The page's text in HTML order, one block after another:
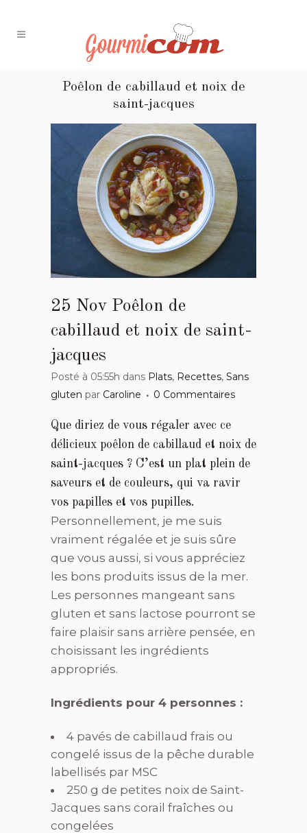
Poêlon de cabillaud et noix de
saint-jacques
25 Nov Poêlon de
cabillaud et noix de saint-
jacques
Posté à 05:55h dans Plats, Recettes, Sans
gluten par Caroline 0 Commentaires
Que diriez de vous régaler avec ce
délicieux poêlon de cabillaud et noix de
saint-jacques ? C’est un plat plein de
saveurs et de couleurs, qui va ravir
vos papilles et vos pupilles.
Personnellement, je me suis
vraiment régalée et je suis sûre
que vous aussi, si vous appréciez
les bons produits issus de la mer.
Les personnes mangeant sans
gluten et sans lactose pourront se
faire plaisir sans arrière pensée, en
choisissant les ingrédients
appropriés.
Ingrédients pour 4 personnes :
4 pavés de cabillaud frais ou
congelé issus de la pêche durable
labellisés par MSC
250 g de petites noix de Saint-
Jacques sans corail fraîches ou
congelées